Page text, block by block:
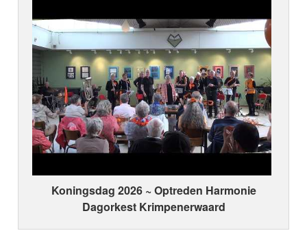
Koningsdag 2026 ~ Optreden Harmonie
Dagorkest Krimpenerwaard